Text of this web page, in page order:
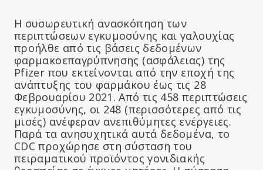
Η συσωρευτική ανασκόπηση των
περιπτώσεων εγκυμοσύνης και γαλουχίας
προήλθε από τις βάσεις δεδομένων
φαρμακοεπαγρύπνησης (ασφάλειας) της
Pfizer που εκτείνονται από την εποχή της
ανάπτυξης του φαρμάκου έως τις 28
Φεβρουαρίου 2021. Από τις 458 περιπτώσεις
εγκυμοσύνης, οι 248 (περισσότερες από τις
μισές) ανέφεραν ανεπιθύμητες ενέργειες.
Παρά τα ανησυχητικά αυτά δεδομένα, το
CDC προχώρησε στη σύσταση του
πειραματικού προϊόντος γονιδιακής